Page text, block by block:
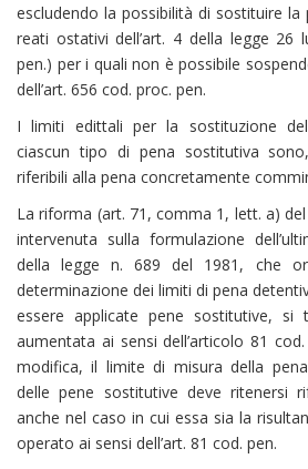
escludendo la possibilità di sostituire la
reati ostativi dell’art. 4 della legge 26
pen.) per i quali non è possibile
dell’art. 656 cod. proc. pen.
I limiti edittali per la sostituzione
ciascun tipo di pena sostitutiva
riferibili alla pena concretamente
La riforma (art. 71, comma 1, lett. a)
intervenuta sulla formulazione
della legge n. 689 del 1981, che
determinazione dei limiti di pena
essere applicate pene sostitutive, si
aumentata ai sensi dell’articolo 81
modifica, il limite di misura della pena
delle pene sostitutive deve ritenersi
anche nel caso in cui essa sia la
operato ai sensi dell’art. 81 cod. pen.